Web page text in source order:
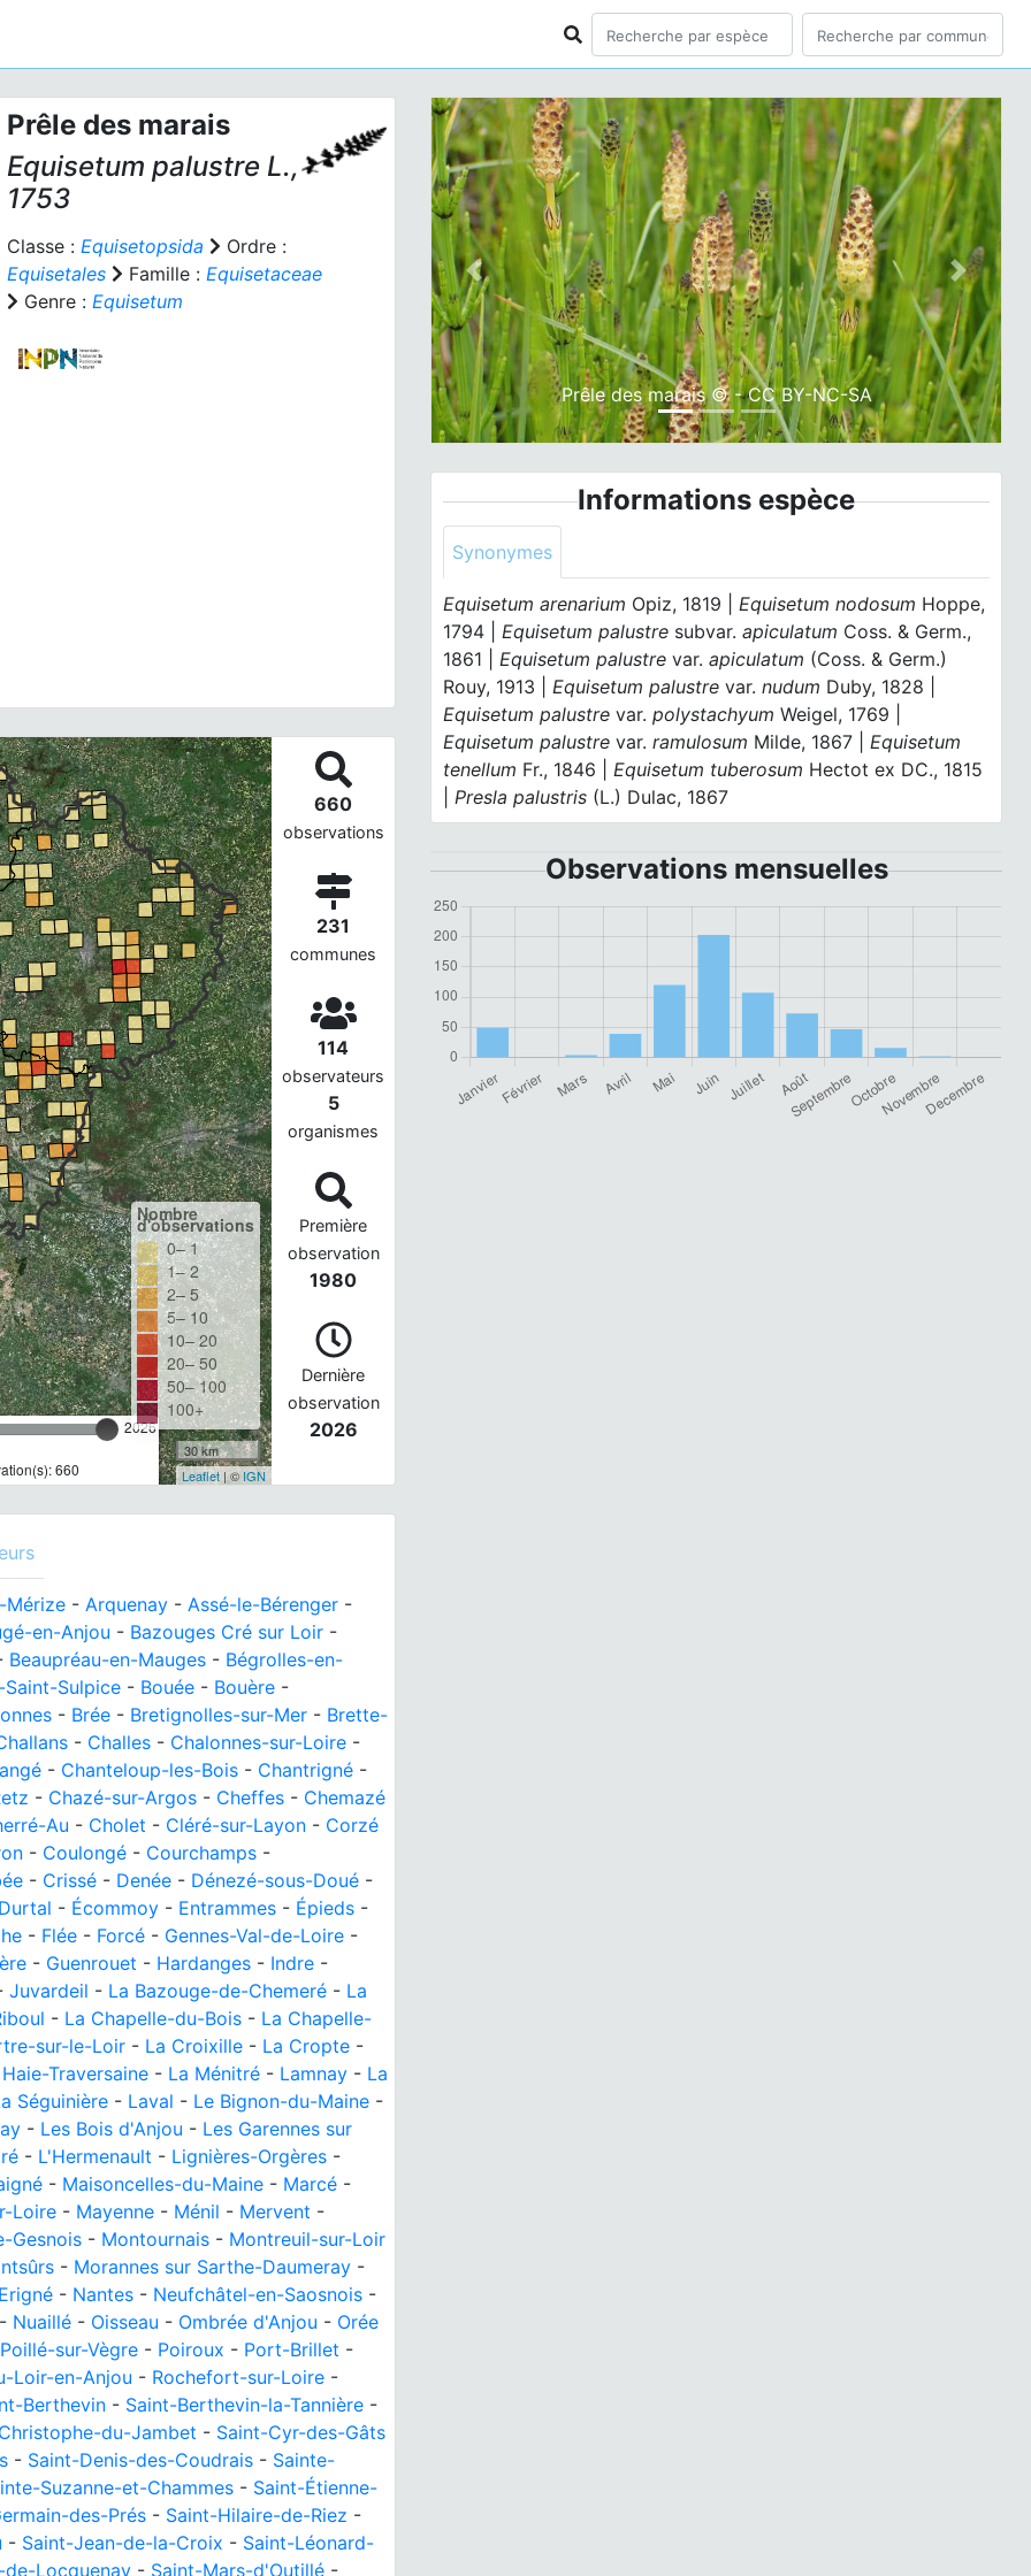
Prêle des marais
Equisetum palustreL.,
1753
Classe : Equisetopsida
Ordre :
Equisetales
Famille : Equisetaceae
Genre : Equisetum
2026
660
Nombre
d'observations
0– 1
1– 2
2– 5
5– 10
10– 20
20– 50
50– 100
100+
30 km
Leaflet| © IGN
660
observations
231
communes
114
observateurs
5
organismes
Première
observation
1980
Dernière
observation
2026
Mérize - Arquenay - Assé-le-Bérenger -
en-Anjou - Bazouges Cré sur Loir -
Beaupréau-en-Mauges - Bégrolles-en-
Saint-Sulpice - Bouée - Bouère -
- Brée - Bretignolles-sur-Mer - Brette-
- Challes - Chalonnes-sur-Loire -
- Chanteloup-les-Bois - Chantrigné -
- Chazé-sur-Argos - Cheffes - Chemazé
Au - Cholet - Cléré-sur-Layon - Corzé
- Coulongé - Courchamps -
- Crissé - Denée - Dénezé-sous-Doué -
- Écommoy - Entrammes - Épieds -
- Flée - Forcé - Gennes-Val-de-Loire -
- Guenrouet - Hardanges - Indre -
Juvardeil - La Bazouge-de-Chemeré - La
- La Chapelle-du-Bois - La Chapelle-
sur-le-Loir - La Croixille - La Cropte -
Traversaine - La Ménitré - Lamnay - La
Séguinière - Laval - Le Bignon-du-Maine -
- Les Bois d'Anjou - Les Garennes sur
- L'Hermenault - Lignières-Orgères -
- Maisoncelles-du-Maine - Marcé -
Loire - Mayenne - Ménil - Mervent -
Gesnois - Montournais - Montreuil-sur-Loir
- Morannes sur Sarthe-Daumeray -
- Nantes - Neufchâtel-en-Saosnois -
Nuaillé - Oisseau - Ombrée d'Anjou - Orée
Poillé-sur-Vègre - Poiroux - Port-Brillet -
Loir-en-Anjou - Rochefort-sur-Loire -
Berthevin - Saint-Berthevin-la-Tannière -
du-Jambet - Saint-Cyr-des-Gâts
- Saint-Denis-des-Coudrais - Sainte-
Suzanne-et-Chammes - Saint-Étienne-
des-Prés - Saint-Hilaire-de-Riez -
- Saint-Jean-de-la-Croix - Saint-Léonard-
Locquenay - Saint-Mars-d'Outillé -
Prêle des marais © - CC BY-NC-SA
Previous Next
Informations espèce
Synonymes
Equisetum arenarium Opiz, 1819 |Equisetum nodosum Hoppe,
1794 |Equisetum palustre subvar. apiculatum Coss. & Germ.,
1861 |Equisetum palustrevar. apiculatum (Coss. & Germ.)
Rouy, 1913 |Equisetum palustrevar. nudum Duby, 1828 |
Equisetum palustrevar. polystachyum Weigel, 1769 |
Equisetum palustrevar. ramulosum Milde, 1867 |Equisetum
tenellum Fr., 1846 |Equisetum tuberosum Hectot ex DC., 1815
|Presla palustris (L.) Dulac, 1867
Observations mensuelles